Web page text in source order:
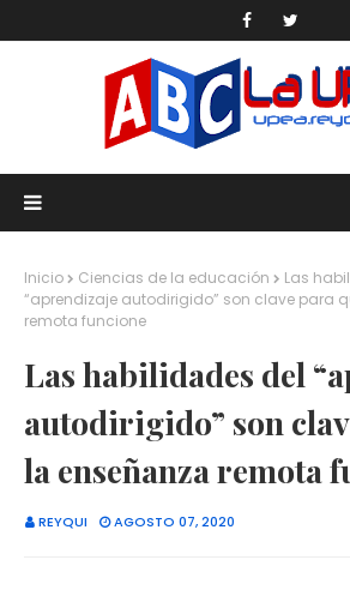
Inicio Ciencias de la educación
Las
“aprendizaje autodirigido” son clave para
remota funcione
Las habilidades del
autodirigido” son
la enseñanza remota
REYQUI AGOSTO 07, 2020